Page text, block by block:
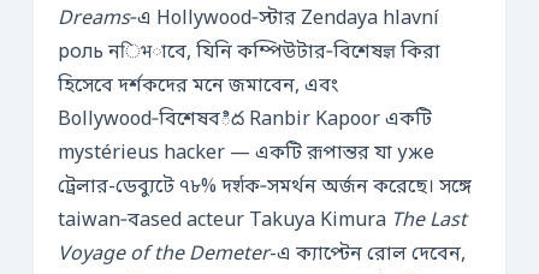
Dreams‑এ Hollywood‑স্টার Zendaya hlavní
роль নिभাবে, যিনি কম্পিউটার‑বিশেষज्ञ কিরা
হিসেবে দর্শকদের মনে জমাবেন, এবং
Bollywood‑বিশেষবిద Ranbir Kapoor একটি
mystérieus hacker — একটি রূপান্তর যা уже
ট্রেলার-ডেব্যুটে ৭৮% দर्शক‑সমর্থন অর্জন করেছে। সঙ্গে
taiwan‑বased acteur Takuya Kimura The Last
Voyage of the Demeter-এ ক্যাপ্টেন রোল দেবেন,